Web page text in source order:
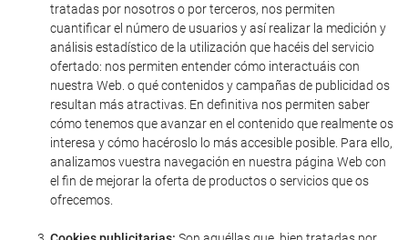
tratadas por nosotros o por terceros, nos permiten
cuantificar el número de usuarios y así realizar la medición y
análisis estadístico de la utilización que hacéis del servicio
ofertado: nos permiten entender cómo interactuáis con
nuestra Web. o qué contenidos y campañas de publicidad os
resultan más atractivas. En definitiva nos permiten saber
cómo tenemos que avanzar en el contenido que realmente os
interesa y cómo hacéroslo lo más accesible posible. Para ello,
analizamos vuestra navegación en nuestra página Web con
el fin de mejorar la oferta de productos o servicios que os
ofrecemos.